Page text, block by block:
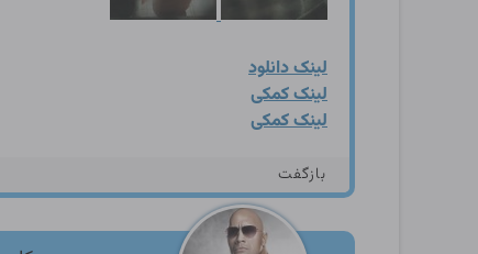
لینک دانلود
لینک کمکی
لینک کمکی
بازگفت